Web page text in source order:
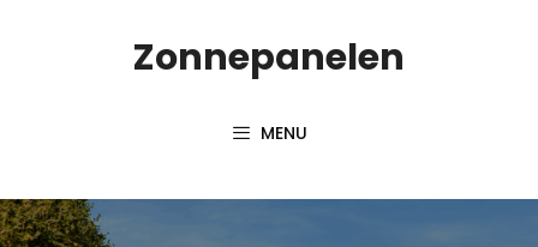
Zonnepanelen
MENU